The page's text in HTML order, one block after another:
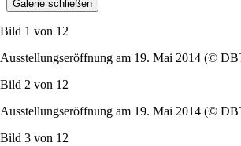
Galerie schließen
Bild 1 von 12
Ausstellungseröffnung am 19. Mai 2014 (©
Bild 2 von 12
Ausstellungseröffnung am 19. Mai 2014 (©
Bild 3 von 12